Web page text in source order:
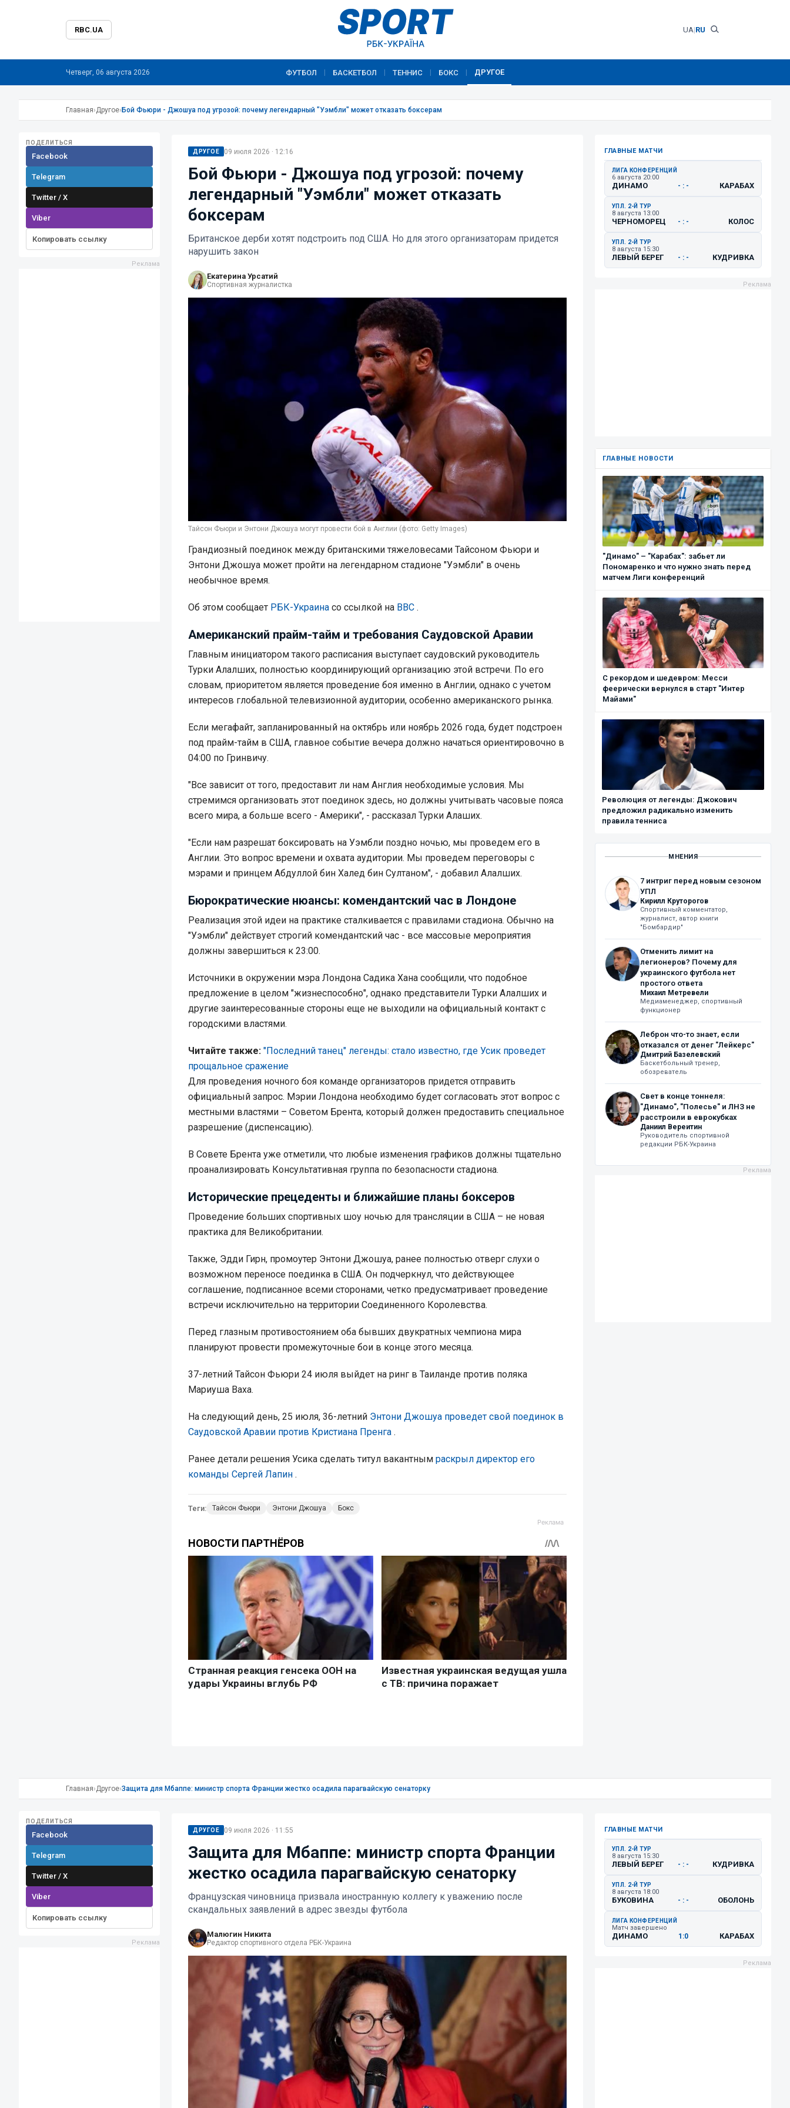
RBC.UA UA|RU
Четверг, 06 августа 2026 ФУТБОЛ БАСКЕТБОЛ ТЕННИС БОКС ДРУГОЕ
Главная›Другое› Бой Фьюри - Джошуа под угрозой: почему легендарный "Уэмбли" может отказать боксерам
ПОДЕЛИТЬСЯ
Facebook
Telegram
Twitter / X
Viber
Копировать ссылку
ДРУГОЕ 09 июля 2026 · 12:16
Бой Фьюри - Джошуа под угрозой: почему
легендарный "Уэмбли" может отказать
боксерам
Британское дерби хотят подстроить под США. Но для этого организаторам придется
нарушить закон
Екатерина Урсатий
Спортивная журналистка
Тайсон Фьюри и Энтони Джошуа могут провести бой в Англии (фото: Getty Images)
Грандиозный поединок между британскими тяжеловесами Тайсоном Фьюри и
Энтони Джошуа может пройти на легендарном стадионе "Уэмбли" в очень
необычное время.
Об этом сообщает РБК-Украина со ссылкой на BBC .
Американский прайм-тайм и требования Саудовской Аравии
Главным инициатором такого расписания выступает саудовский руководитель
Турки Алалших, полностью координирующий организацию этой встречи. По его
словам, приоритетом является проведение боя именно в Англии, однако с учетом
интересов глобальной телевизионной аудитории, особенно американского рынка.
Если мегафайт, запланированный на октябрь или ноябрь 2026 года, будет подстроен
под прайм-тайм в США, главное событие вечера должно начаться ориентировочно в
04:00 по Гринвичу.
"Все зависит от того, предоставит ли нам Англия необходимые условия. Мы
стремимся организовать этот поединок здесь, но должны учитывать часовые пояса
всего мира, а больше всего - Америки", - рассказал Турки Алаших.
"Если нам разрешат боксировать на Уэмбли поздно ночью, мы проведем его в
Англии. Это вопрос времени и охвата аудитории. Мы проведем переговоры с
мэрами и принцем Абдуллой бин Халед бин Султаном", - добавил Алалших.
Бюрократические нюансы: комендантский час в Лондоне
Реализация этой идеи на практике сталкивается с правилами стадиона. Обычно на
"Уэмбли" действует строгий комендантский час - все массовые мероприятия
должны завершиться к 23:00.
Источники в окружении мэра Лондона Садика Хана сообщили, что подобное
предложение в целом "жизнеспособно", однако представители Турки Алалших и
другие заинтересованные стороны еще не выходили на официальный контакт с
городскими властями.
Читайте также: "Последний танец" легенды: стало известно, где Усик проведет
прощальное сражение
Для проведения ночного боя команде организаторов придется отправить
официальный запрос. Мэрии Лондона необходимо будет согласовать этот вопрос с
местными властями – Советом Брента, который должен предоставить специальное
разрешение (диспенсацию).
В Совете Брента уже отметили, что любые изменения графиков должны тщательно
проанализировать Консультативная группа по безопасности стадиона.
Исторические прецеденты и ближайшие планы боксеров
Проведение больших спортивных шоу ночью для трансляции в США – не новая
практика для Великобритании.
Также, Эдди Гирн, промоутер Энтони Джошуа, ранее полностью отверг слухи о
возможном переносе поединка в США. Он подчеркнул, что действующее
соглашение, подписанное всеми сторонами, четко предусматривает проведение
встречи исключительно на территории Соединенного Королевства.
Перед глазным противостоянием оба бывших двукратных чемпиона мира
планируют провести промежуточные бои в конце этого месяца.
37-летний Тайсон Фьюри 24 июля выйдет на ринг в Таиланде против поляка
Мариуша Ваха.
На следующий день, 25 июля, 36-летний Энтони Джошуа проведет свой поединок в
Саудовской Аравии против Кристиана Пренга .
Ранее детали решения Усика сделать титул вакантным раскрыл директор его
команды Сергей Лапин .
Теги: Тайсон Фьюри Энтони Джошуа Бокс
ГЛАВНЫЕ МАТЧИ
ЛИГА КОНФЕРЕНЦИЙ
6 августа 20:00
ДИНАМО - : - КАРАБАХ
УПЛ. 2-Й ТУР
8 августа 13:00
ЧЕРНОМОРЕЦ - : - КОЛОС
УПЛ. 2-Й ТУР
8 августа 15:30
ЛЕВЫЙ БЕРЕГ - : - КУДРИВКА
ГЛАВНЫЕ НОВОСТИ
"Динамо" – "Карабах": забьет ли
Пономаренко и что нужно знать перед
матчем Лиги конференций
С рекордом и шедевром: Месси
феерически вернулся в старт "Интер
Майами"
Революция от легенды: Джокович
предложил радикально изменить
правила тенниса
МНЕНИЯ
7 интриг перед новым сезоном
УПЛ
Кирилл Круторогов
Спортивный комментатор,
журналист, автор книги
"Бомбардир"
Отменить лимит на
легионеров? Почему для
украинского футбола нет
простого ответа
Михаил Метревели
Медиаменеджер, спортивный
функционер
Леброн что-то знает, если
отказался от денег "Лейкерс"
Дмитрий Базелевский
Баскетбольный тренер,
обозреватель
Свет в конце тоннеля:
"Динамо", "Полесье" и ЛНЗ не
расстроили в еврокубках
Даниил Вереитин
Руководитель спортивной
редакции РБК-Украина
Главная›Другое›Защита для Мбаппе: министр спорта Франции жестко осадила парагвайскую сенаторку
ПОДЕЛИТЬСЯ
Facebook
Telegram
Twitter / X
Viber
Копировать ссылку
ДРУГОЕ 09 июля 2026 · 11:55
Защита для Мбаппе: министр спорта Франции
жестко осадила парагвайскую сенаторку
Французская чиновница призвала иностранную коллегу к уважению после
скандальных заявлений в адрес звезды футбола
Малюгин Никита
Редактор спортивного отдела РБК-Украина
ГЛАВНЫЕ МАТЧИ
УПЛ. 2-Й ТУР
8 августа 15:30
ЛЕВЫЙ БЕРЕГ - : - КУДРИВКА
УПЛ. 2-Й ТУР
8 августа 18:00
БУКОВИНА - : - ОБОЛОНЬ
ЛИГА КОНФЕРЕНЦИЙ
Матч завершено
ДИНАМО 1:0 КАРАБАХ